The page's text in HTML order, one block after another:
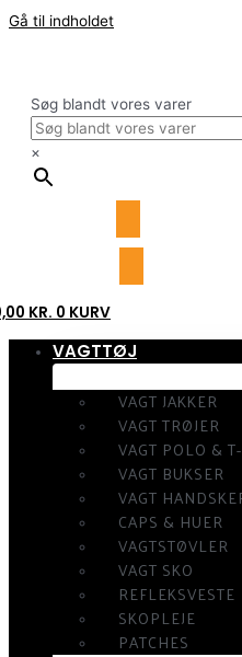
Gå til indholdet
Søg blandt vores varer
×
KR. 0 KURV
VAGTTØJ
VAGT JAKKER
VAGT TRØJER
VAGT POLO &
VAGT BUKSER
VAGT
CAPS & HUER
VAGTSTØVLER
VAGT SKO
REFLEKSVESTE
SKOPLEJE
PATCHES